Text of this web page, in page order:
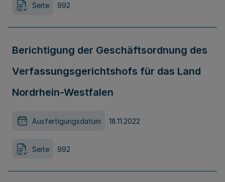
Seite 992
Berichtigung der Geschäftsordnung des
Verfassungsgerichtshofs für das Land
Nordrhein-Westfalen
Ausfertigungsdatum 18.11.2022
Seite 992